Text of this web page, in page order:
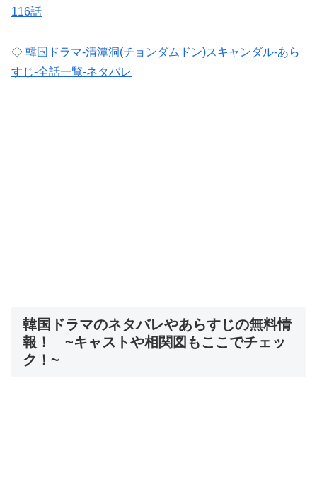
116話
◇ 韓国ドラマ-清潭洞(チョンダムドン)スキャンダル-あら
すじ-全話一覧-ネタバレ
韓国ドラマのネタバレやあらすじの無料情
報！ ~キャストや相関図もここでチェッ
ク！~